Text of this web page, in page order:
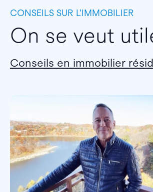
CONSEILS SUR L’IMMOBILIER
On se veut
Conseils en immobilier